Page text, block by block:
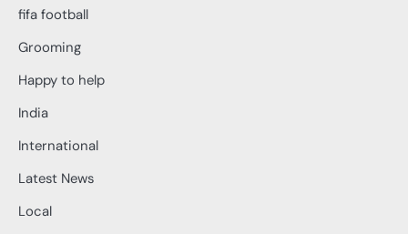
fifa football
Grooming
Happy to help
India
International
Latest News
Local